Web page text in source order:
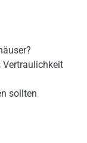
Vertraulichkeit
sollten